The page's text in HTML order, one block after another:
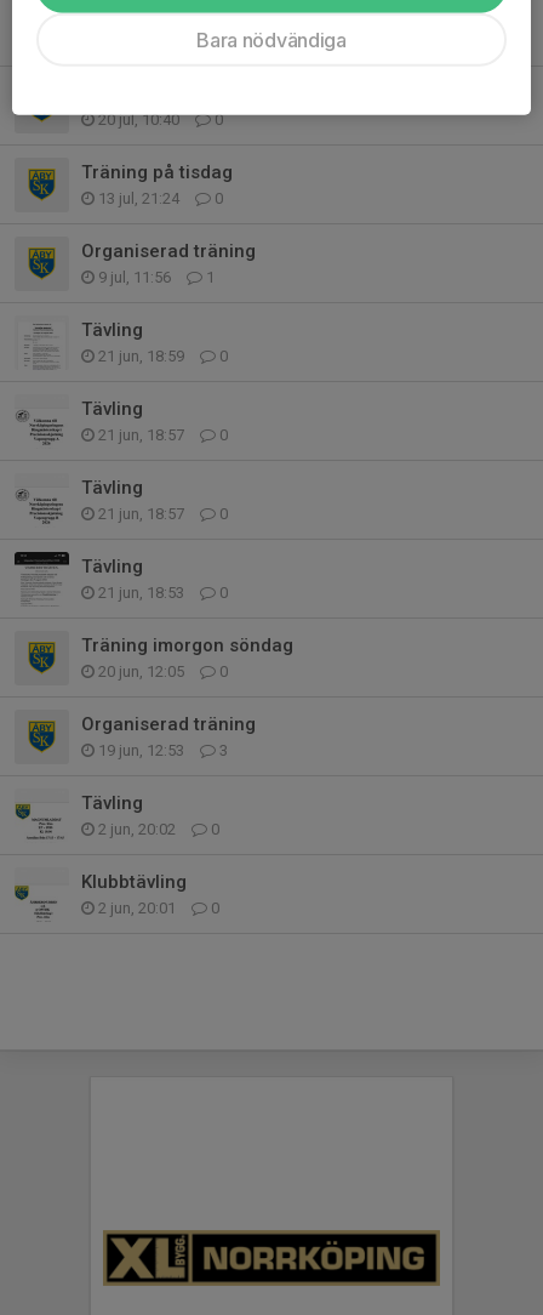
Tävling
0
20 jul, 10:40 0
Träning på tisdag
13 jul, 21:24 0
Organiserad träning
9 jul, 11:56 1
Tävling
21 jun, 18:59 0
Tävling
21 jun, 18:57 0
Tävling
21 jun, 18:57 0
Tävling
21 jun, 18:53 0
Träning imorgon söndag
20 jun, 12:05 0
Organiserad träning
19 jun, 12:53 3
Tävling
2 jun, 20:02 0
Klubbtävling
2 jun, 20:01 0
Bara nödvändiga